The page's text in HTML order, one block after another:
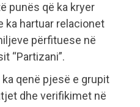
punës që ka kryer
ka hartuar relacionet
përfituese në
“Partizani”.
qenë pjesë e grupit
dhe verifikimet në